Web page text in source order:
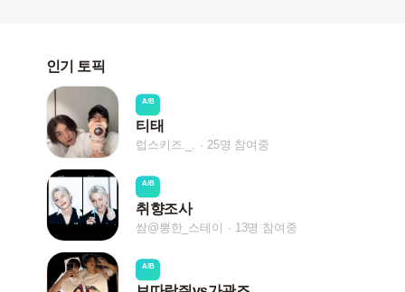
인기 토픽
A/B
티태
럽스키즈._. 25명 참여중
A/B
취향조사
쌈@뽕한_스테이 13명 참여중
A/B